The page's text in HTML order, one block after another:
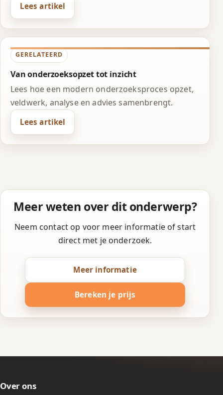
Lees artikel
GERELATEERD
Van onderzoeksopzet tot inzicht
Lees hoe een modern onderzoeksproces opzet,
veldwerk, analyse en advies samenbrengt.
Lees artikel
Meer weten over dit onderwerp?
Neem contact op voor meer informatie of start
direct met je onderzoek.
Meer informatie
Bereken je prijs
Over ons